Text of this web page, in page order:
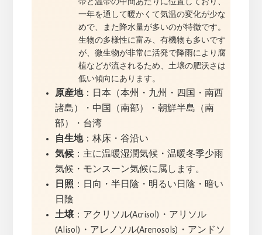
帯と温帯の中間あたりに位置しており、
一年を通して暖かくて気温の変化が少な
めで、また降水量が多いのが特徴です。
生物の多様性に富み、有機物も多いです
が、微生物が非常に活発で降雨により腐
植などが流されるため、土壌の肥沃さは
低い傾向にあります。
原産地：日本（本州・九州・四国・南西
諸島）・中国（南部）・朝鮮半島（南
部）・台湾
自生地：林床・谷沿い
気候：主に温暖湿潤気候・温暖冬季少雨
気候・モンスーン気候に属します。
日照 ：日向・半日陰・明るい日陰・暗い
日陰
土壌：アクリソル(Acrisol)・アリソル
(Alisol)・アレノソル(Arenosols)・アンドソ